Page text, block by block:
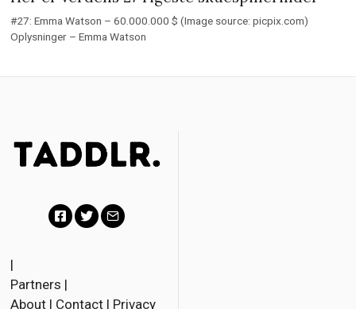
#27: Emma Watson – 60.000.000 $ (Image source: picpix.com)
Oplysninger – Emma Watson
c
|
Partners |
About | Contact | Privacy